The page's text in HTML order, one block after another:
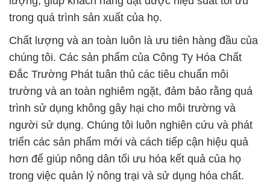
trong quá trình sản xuất của họ.
Chất lượng và an toàn luôn là ưu tiên hàng đầu của
chúng tôi. Các sản phẩm của Công Ty Hóa Chất
Đắc Trường Phát tuân thủ các tiêu chuẩn môi
trường và an toàn nghiêm ngặt, đảm bảo rằng quá
trình sử dụng không gây hại cho môi trường và
người sử dụng. Chúng tôi luôn nghiên cứu và phát
triển các sản phẩm mới và cách tiếp cận hiệu quả
hơn để giúp nông dân tối ưu hóa kết quả của họ
trong việc quản lý nông trại và sử dụng hóa chất.